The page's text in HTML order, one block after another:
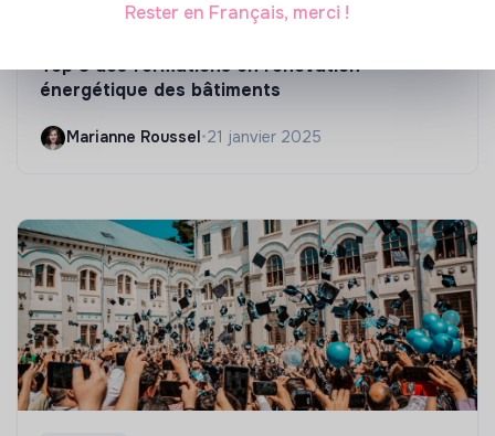
Compétences & formations
Top 8 des formations en rénovation
énergétique des bâtiments
Marianne Roussel•21 janvier 2025
Rester en Français, merci !